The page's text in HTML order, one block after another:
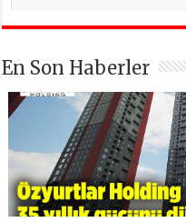
En Son Haberler